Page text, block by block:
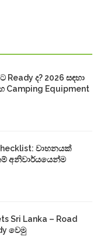
ද? 2026 සඳහා
Camping Equipment
වාහනයක්
අනිවාර්යයෙන්ම
Sri Lanka – Road
වෙමු